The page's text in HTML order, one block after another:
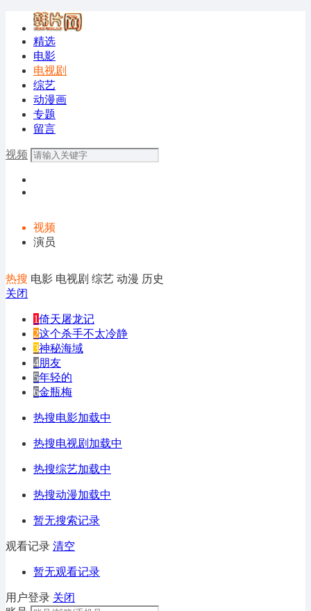
精选
电影
电视剧
综艺
动漫画
专题
留言
视频
视频
演员
热搜 电影 电视剧 综艺 动漫 历史
关闭
1倚天屠龙记
2这个杀手不太冷静
3神秘海域
4朋友
5年轻的
6金瓶梅
热搜电影加载中
热搜电视剧加载中
热搜综艺加载中
热搜动漫加载中
暂无搜索记录
观看记录 清空
暂无观看记录
用户登录 关闭